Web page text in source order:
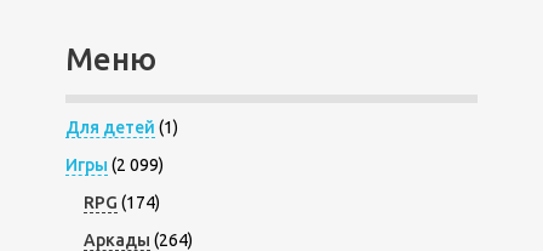
Меню
Для детей (1)
Игры (2 099)
RPG (174)
Аркады (264)